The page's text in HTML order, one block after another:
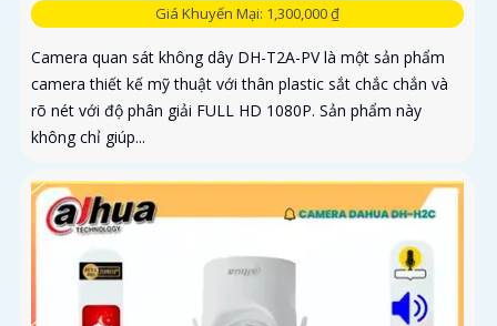
Giá Khuyến Mại: 1,300,000 ₫
Camera quan sát không dây DH-T2A-PV là một sản phẩm
camera thiết kế mỹ thuật với thân plastic sắt chắc chắn và
rõ nét với độ phân giải FULL HD 1080P. Sản phẩm này
không chỉ giúp...